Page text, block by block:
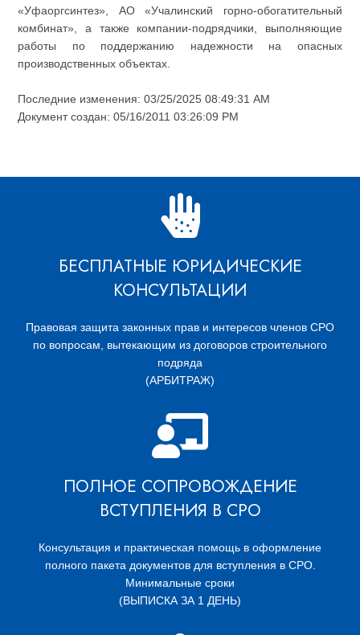
«Уфаоргсинтез», АО «Учалинский горно-обогатительный
комбинат», а также компании-подрядчики, выполняющие
работы по поддержанию надежности на опасных
производственных объектах.
Последние изменения: 03/25/2025 08:49:31 AM
Документ создан: 05/16/2011 03:26:09 PM
БЕСПЛАТНЫЕ ЮРИДИЧЕСКИЕ
КОНСУЛЬТАЦИИ
Правовая защита законных прав и интересов членов СРО
по вопросам, вытекающим из договоров строительного
подряда
(АРБИТРАЖ)
ПОЛНОЕ СОПРОВОЖДЕНИЕ
ВСТУПЛЕНИЯ В СРО
Консультация и практическая помощь в оформление
полного пакета документов для вступления в СРО.
Минимальные сроки
(ВЫПИСКА ЗА 1 ДЕНЬ)